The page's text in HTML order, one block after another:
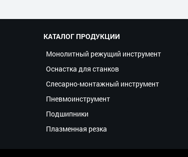
КАТАЛОГ ПРОДУКЦИИ
Монолитный режущий инструмент
Оснастка для станков
Слесарно-монтажный инструмент
Пневмоинструмент
Подшипники
Плазменная резка